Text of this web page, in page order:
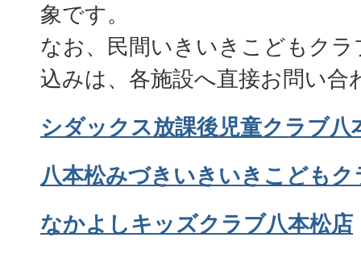
象です。
なお、民間いきいきこどもク
込みは、各施設へ直接お問い合
シダックス放課後児童クラブ八
八本松みづきいきいきこどもク
なかよしキッズクラブ八本松店